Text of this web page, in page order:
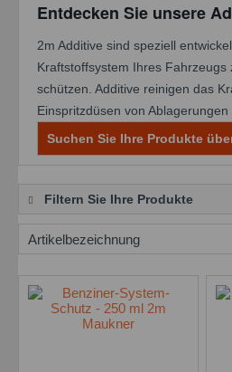
Entdecken Sie unsere
2m Additive sind speziell
Kraftstoffsystem Ihres Fahrzeugs
schützen. Additive reinigen das
Einspritzdüsen von Ablagerungen
Suchen Sie Ihre Produkte
Filtern Sie Ihre Produkte